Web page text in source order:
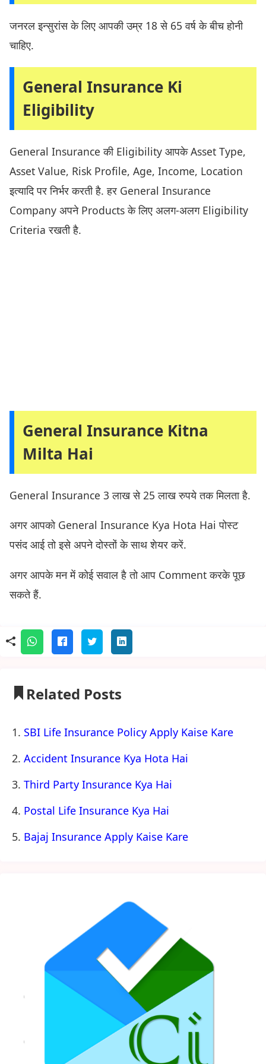
जनरल इन्सुरांस के लिए आपकी उम्र 18 से 65 वर्ष के बीच होनी
चाहिए.
General Insurance Ki
Eligibility
General Insurance की Eligibility आपके Asset Type,
Asset Value, Risk Profile, Age, Income, Location
इत्यादि पर निर्भर करती है. हर General Insurance
Company अपने Products के लिए अलग-अलग Eligibility
Criteria रखती है.
General Insurance Kitna
Milta Hai
General Insurance 3 लाख से 25 लाख रुपये तक मिलता है.
अगर आपको General Insurance Kya Hota Hai पोस्ट
पसंद आई तो इसे अपने दोस्तों के साथ शेयर करें.
अगर आपके मन में कोई सवाल है तो आप Comment करके पूछ
सकते हैं.
Related Posts
SBI Life Insurance Policy Apply Kaise Kare
Accident Insurance Kya Hota Hai
Third Party Insurance Kya Hai
Postal Life Insurance Kya Hai
Bajaj Insurance Apply Kaise Kare